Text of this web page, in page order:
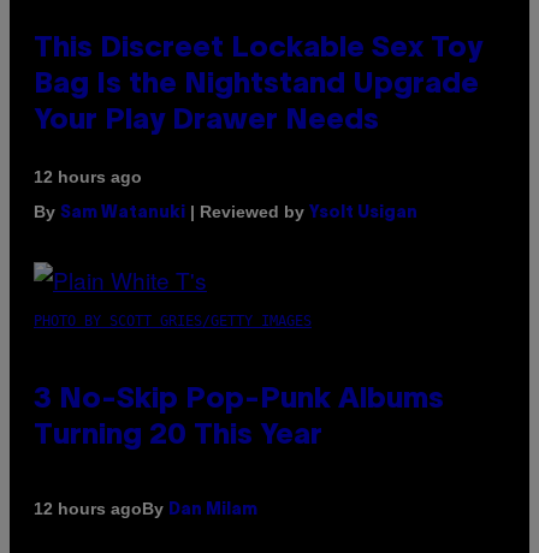
This Discreet Lockable Sex Toy
Bag Is the Nightstand Upgrade
Your Play Drawer Needs
12 hours ago
By Sam Watanuki | Reviewed by Ysolt Usigan
PHOTO BY SCOTT GRIES/GETTY IMAGES
3 No-Skip Pop-Punk Albums
Turning 20 This Year
12 hours agoBy Dan Milam